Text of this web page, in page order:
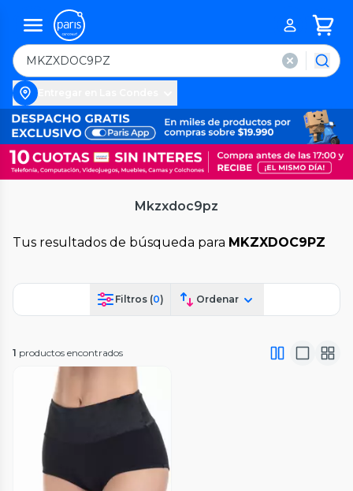
Mkzxdoc9pz
Tus resultados de búsqueda para MKZXDOC9PZ
Filtros (0) Ordenar
1 productos encontrados